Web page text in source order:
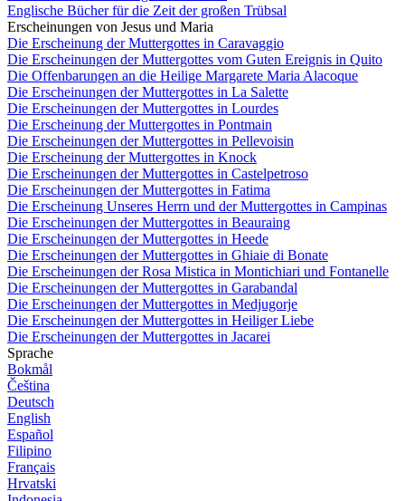
Englische Bücher für die Zeit der großen Trübsal
Erscheinungen von Jesus und Maria
Die Erscheinung der Muttergottes in Caravaggio
Die Erscheinungen der Muttergottes vom Guten Ereignis in Quito
Die Offenbarungen an die Heilige Margarete Maria Alacoque
Die Erscheinungen der Muttergottes in La Salette
Die Erscheinungen der Muttergottes in Lourdes
Die Erscheinung der Muttergottes in Pontmain
Die Erscheinungen der Muttergottes in Pellevoisin
Die Erscheinung der Muttergottes in Knock
Die Erscheinungen der Muttergottes in Castelpetroso
Die Erscheinungen der Muttergottes in Fatima
Die Erscheinung Unseres Herrn und der Muttergottes in Campinas
Die Erscheinungen der Muttergottes in Beauraing
Die Erscheinungen der Muttergottes in Heede
Die Erscheinungen der Muttergottes in Ghiaie di Bonate
Die Erscheinungen der Rosa Mistica in Montichiari und Fontanelle
Die Erscheinungen der Muttergottes in Garabandal
Die Erscheinungen der Muttergottes in Medjugorje
Die Erscheinungen der Muttergottes in Heiliger Liebe
Die Erscheinungen der Muttergottes in Jacarei
Sprache
Bokmål
Čeština
Deutsch
English
Español
Filipino
Français
Hrvatski